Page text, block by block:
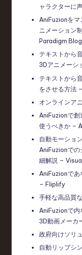
ャラクターに
AniFuzionをマ
ニメーション
Paradigm Blog
テキストから
3Dアニメーシ
テキストから
をさせる方法
オンラインア
AniFuzionで
使うべきか –
自動モーショ
AniFuzionで
細解説 –
AniFuzionであ
– Fliplify
手軽な高品質
AniFuzionで
3D動画メー
政府向けソリ
自動リップシ